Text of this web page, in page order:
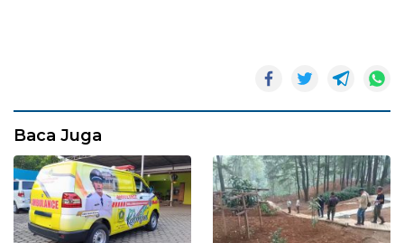
Baca Juga